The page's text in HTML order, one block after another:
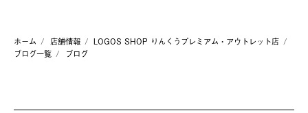
ホーム 店舗情報
LOGOS SHOP りんくうプレミアム・アウトレット店
ブログ一覧
ブログ